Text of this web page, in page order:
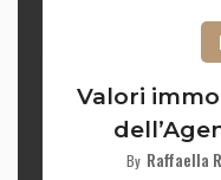
Valori
By Raffaella